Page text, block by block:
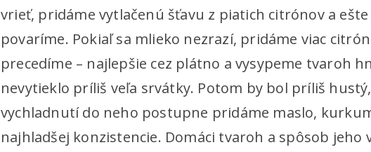
vrieť, pridáme vytlačenú šťavu z piatich citrónov a
povaríme. Pokiaľ sa mlieko nezrazí, pridáme viac
precedíme – najlepšie cez plátno a vysypeme tvaroh
nevytieklo príliš veľa srvátky. Potom by bol príliš
vychladnutí do neho postupne pridáme maslo,
najhladšej konzistencie. Domáci tvaroh a spôsob jeho